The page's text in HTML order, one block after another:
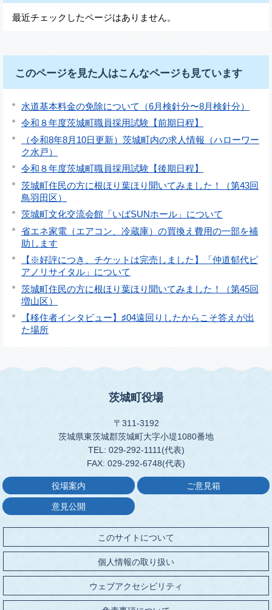
最近チェックしたページはありません。
このページを見た人はこんなページも見ています
水道基本料金の免除について（6月検針分〜8月検針分）
令和８年度茨城町職員採用試験【前期日程】
（令和8年8月10日更新）茨城町内の求人情報（ハローワー
ク水戸）
令和８年度茨城町職員採用試験【後期日程】
茨城町住民の方に根ほり葉ほり聞いてみました！（第43回
鳥羽田区）
茨城町文化交流会館「いばSUNホール」について
省エネ家電（エアコン、冷蔵庫）の買換え費用の一部を補
助します
【※好評につき、チケットは完売しました】「仲道郁代ピ
アノリサイタル」について
茨城町住民の方に根ほり葉ほり聞いてみました！（第45回
増山区）
【移住者インタビュー】♯04遠回りしたからこそ答えが出
た場所
茨城町役場
〒311-3192
茨城県東茨城郡茨城町大字小堤1080番地
TEL: 029-292-1111(代表)
FAX: 029-292-6748(代表)
役場案内 ご意見箱
意見公開
このサイトについて
個人情報の取り扱い
ウェブアクセシビリティ